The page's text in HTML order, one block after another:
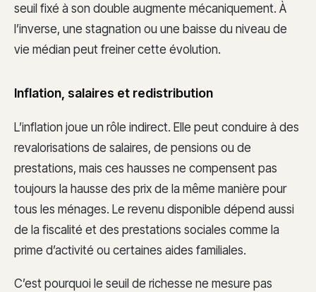
seuil fixé à son double augmente mécaniquement. À
l’inverse, une stagnation ou une baisse du niveau de
vie médian peut freiner cette évolution.
Inflation, salaires et redistribution
L’inflation joue un rôle indirect. Elle peut conduire à des
revalorisations de salaires, de pensions ou de
prestations, mais ces hausses ne compensent pas
toujours la hausse des prix de la même manière pour
tous les ménages. Le revenu disponible dépend aussi
de la fiscalité et des prestations sociales comme la
prime d’activité ou certaines aides familiales.
C’est pourquoi le seuil de richesse ne mesure pas